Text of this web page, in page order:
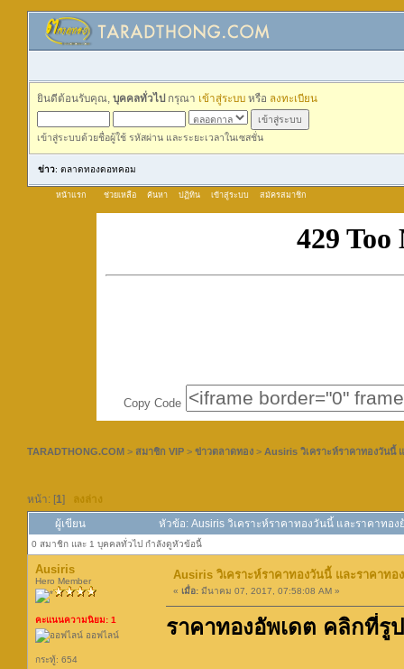
ยินดีต้อนรับคุณ, บุคคลทั่วไป กรุณา เข้าสู่ระบบ หรือ ลงทะเบียน
เข้าสู่ระบบด้วยชื่อผู้ใช้ รหัสผ่าน และระยะเวลาในเซสชั่น
ข่าว: ตลาดทองดอทคอม
หน้าแรก ช่วยเหลือ ค้นหา ปฏิทิน เข้าสู่ระบบ สมัครสมาชิก
Copy Code
TARADTHONG.COM > สมาชิก VIP > ข่าวตลาดทอง > Ausiris วิเคราะห์ราคาทองวันนี้
หน้า: [1] ลงล่าง
ผู้เขียน หัวข้อ: Ausiris วิเคราะห์ราคาทองวันนี้ และราคาทอ
0 สมาชิก และ 1 บุคคลทั่วไป กำลังดูหัวข้อนี้
Ausiris
Hero Member
คะแนนความนิยม: 1
ออฟไลน์
กระทู้: 654
Ausiris วิเคราะห์ราคาทองวันนี้ และราคาท
« เมื่อ: มีนาคม 07, 2017, 07:58:08 AM »
ราคาทองอัพเดต คลิกที่รู